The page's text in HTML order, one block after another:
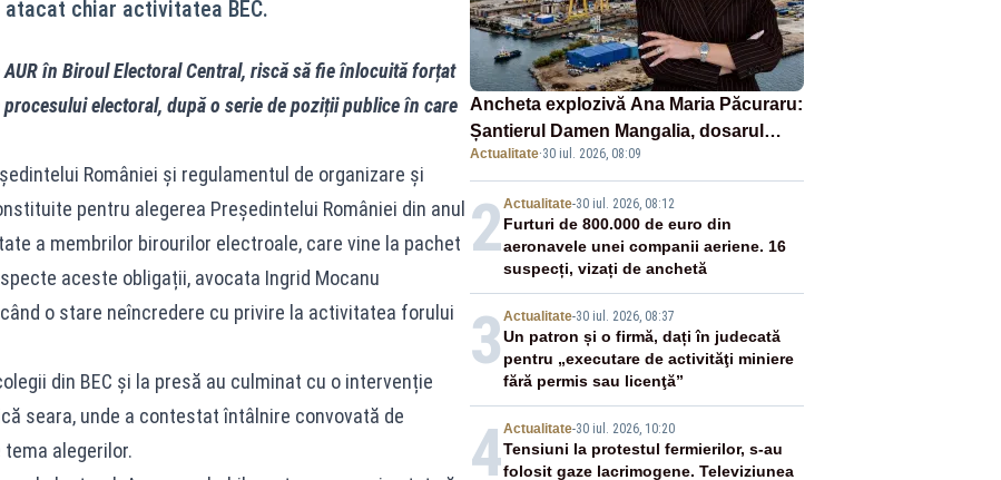
chiar activitatea BEC.
în Biroul Electoral Central, riscă să fie înlocuită forțat
electoral, după o serie de poziții publice în care
României și regulamentul de organizare şi
pentru alegerea Preşedintelui României din anul
a membrilor birourilor electroale, care vine la pachet
aceste obligații, avocata Ingrid Mocanu
o stare neîncredere cu privire la activitatea forului
din BEC și la presă au culminat cu o intervenție
seara, unde a contestat întâlnire convovată de
alegerilor.
Ancheta explozivă Ana Maria Păcuraru:
Șantierul Damen Mangalia, dosarul
care scufundă apărarea României
Actualitate·30 iul. 2026, 08:09
2Actualitate-30 iul. 2026, 08:12
Furturi de 800.000 de euro din
aeronavele unei companii aeriene. 16
suspecți, vizați de anchetă
3 Actualitate-30 iul. 2026, 08:37
Un patron și o firmă, dați în judecată
pentru „executare de activităţi miniere
fără permis sau licenţă”
4Actualitate-30 iul. 2026, 10:20
Tensiuni la protestul fermierilor, s-au
folosit gaze lacrimogene. Televiziunea